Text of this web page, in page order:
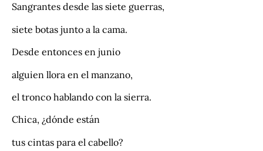
Sangrantes desde las siete guerras,
siete botas junto a la cama.
Desde entonces en junio
alguien llora en el manzano,
el tronco hablando con la sierra.
Chica, ¿dónde están
tus cintas para el cabello?